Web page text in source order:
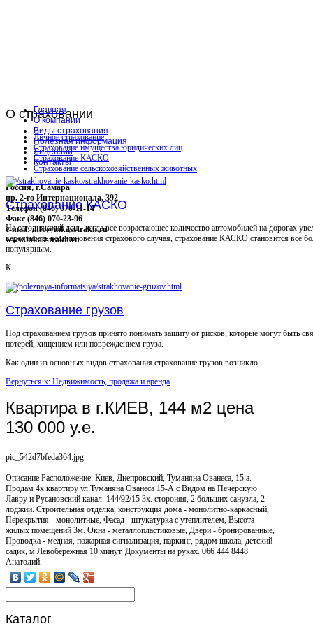
О страховании
Личное страхование
Страхование имущества юридических лиц
Страхование КАСКО
Страхование сельскохозяйственных животных
Россия, г.Самара
пр. 2-го Интернационала, 392
Телефон (846) 070-11-14
Факс (846) 070-23-96
e-mail: info@inkasstrakh.ru
www.inkasstrakh.ru
Главная
О компании
Виды страхования
Полезная информация
Лицензии
Контакты
Страхование КАСКО
На сегодняшний день, когда все возрастающее количество автомобилей на дорогах
вероятность возникновения страхового случая, страхование КАСКО становится все
популярным.
К ...
Страхование грузов
Под страхованием грузов принято понимать защиту от рисков, которые могут быть
потерей, хищением или повреждением груза.
Как один из основных видов страхования страхование грузов возникло ...
Вернуться к: Недвижимость, продажа и аренда
Квартира в г.КИЕВ, 144 м2 цена
130 000 у.е.
pic_542d7bfeda364.jpg
Описание Расположение: Киев, Днепровский, Туманяна Ованеса, 15 а.
Продам 4х.квартиру ул.Туманяна Ованеса 15-А с Видом на Печерскую
Лавру и Русановский канал. 144/92/15 3х. стороняя, 2 больших санузла, 2
лоджии. Строительная отделка, конструкция дома - монолитно-каркасный,
Перекрытия - монолитные, Фасад - штукатурка с утеплителем, Высота
жилых помещений 3м. Окна - металлопластиковые, Двери - бронированные,
Проводка - медная, пожарная сигнализация, паркинг, рядом школа, детский
садик, м.Левобережная 10 минут. Документы на руках. 066 444 8448
Анатолий.
Каталог